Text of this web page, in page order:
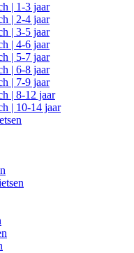
| 1-3 jaar
| 2-4 jaar
| 3-5 jaar
| 4-6 jaar
| 5-7 jaar
| 6-8 jaar
| 7-9 jaar
| 8-12 jaar
| 10-14 jaar